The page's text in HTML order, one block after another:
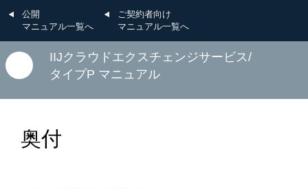
公開
マニュアル一覧へ
ご契約者向け
マニュアル一覧へ
IIJクラウドエクスチェンジサービス/
タイプP マニュアル
奥付